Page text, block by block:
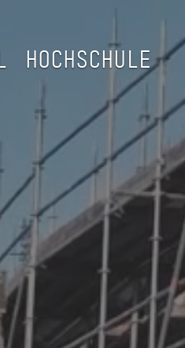
HOCHSCHULE